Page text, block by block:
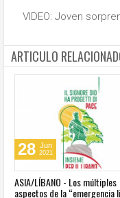
VIDEO: Joven
ARTICULO
28 Jun
2021
ASIA/LÍBANO - Los múltiples
aspectos de la “emergencia